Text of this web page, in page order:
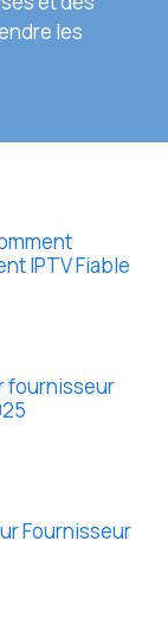
les
IPTV Fiable
fournisseur
Fournisseur